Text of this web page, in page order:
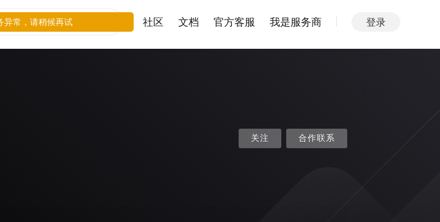
社区 文档 官方客服 我是服务商 登录
关注 合作联系
异常，请稍候再试